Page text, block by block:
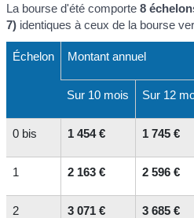
La bourse d'été comporte8
7) identiques à ceux de la bourse
Échelon Montant annuel
Sur 10 mois Sur 12
0 bis 1 454 € 1 745 €
1 2 163 € 2 596 €
2 3 071 € 3 685 €